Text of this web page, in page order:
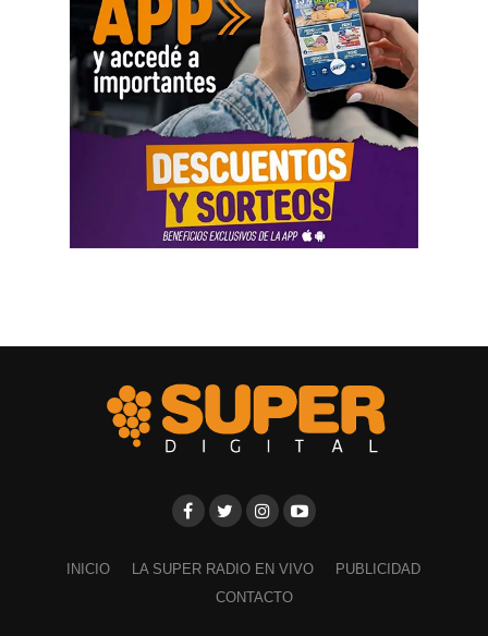
Fermentadas y Destiladas.
Por consultas, comunicarse
vidaestudiantil.avyvm@unrn.edu.ar,
Fundación YPF dirá presente
con propuestas interactivas
En esta nueva edición, se desarrollarán actividades
experiencia educativa interactiva diseñada para
estudiantes secundarios. Propone a los jóvenes resolver
desafíos sobre la matriz energética, armar un generador
virtual. Su objetivo es acercarlos a la ciencia y la industria
de forma lúdica. La propuesta recorre distintas escuelas y
Neuquina (muy cerca de tu zona en Río Negro), a través
del programa Vos y la Energía.
INICIO LA SUPER RADIO EN VIVO
PUBLICIDAD
CONTACTO